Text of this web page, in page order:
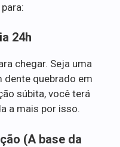
24h
chegar. Seja uma
dente quebrado em
súbita, você terá
a mais por isso.
(A base da